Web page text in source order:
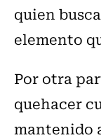
quien
elemento
Por otra
quehacer
mantenido